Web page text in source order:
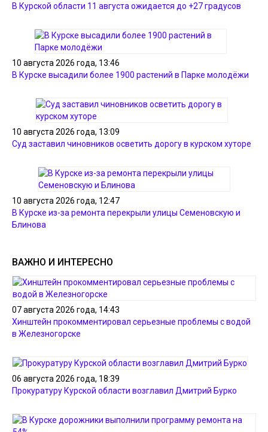
В Курской области 11 августа ожидается до +27 градусов
10 августа 2026 года, 13:46
В Курске высадили более 1900 растений в Парке молодёжи
10 августа 2026 года, 13:09
Суд заставил чиновников осветить дорогу в курском хуторе
10 августа 2026 года, 12:47
В Курске из-за ремонта перекрыли улицы Семеновскую и
Блинова
ВАЖНО И ИНТЕРЕСНО
07 августа 2026 года, 14:43
Хинштейн прокомментировал серьезные проблемы с водой
в Железногорске
06 августа 2026 года, 18:39
Прокуратуру Курской области возглавил Дмитрий Бурко